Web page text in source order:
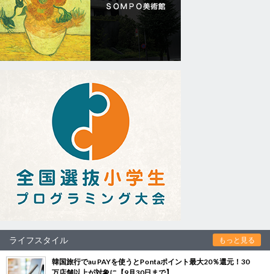
ライフスタイル もっと見る
韓国旅行でau PAYを使うとPontaポイント最大20％還元！30